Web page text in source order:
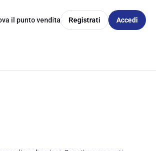
il punto vendita Registrati Accedi